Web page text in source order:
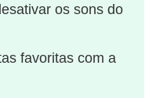
os sons do
favoritas com a